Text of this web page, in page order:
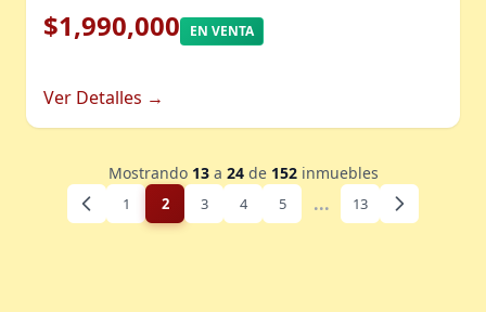
$1,990,000 EN VENTA
Ver Detalles →
Mostrando 13a 24de 152inmuebles
1 2 3 4 5 ... 13